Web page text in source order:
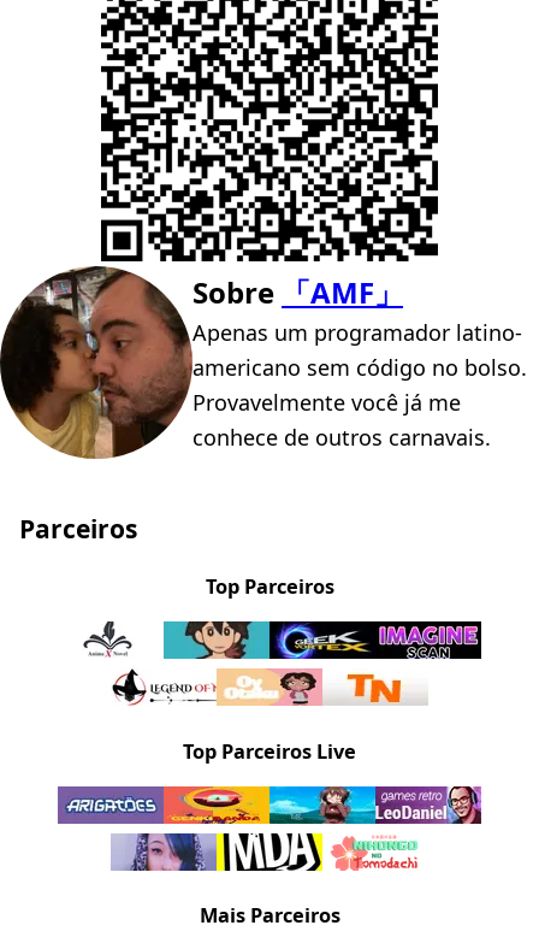
Sobre 「AMF」
Apenas um programador latino-
americano sem código no bolso.
Provavelmente você já me
conhece de outros carnavais.
Parceiros
Top Parceiros
Top Parceiros Live
Mais Parceiros